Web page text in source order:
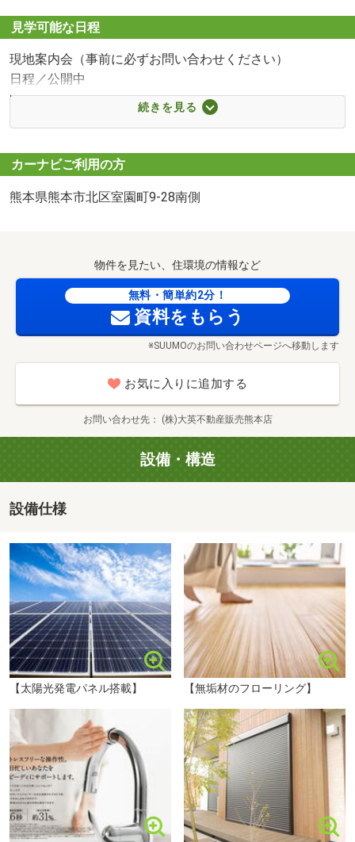
清水小学校まで750m
A-プライス 北熊本店まで210m
■【スーパー】A-プライス 北熊本店（約210m・徒歩3分）
■【コンビニ】ローソン 熊本清水万石一丁目店（約350m・
徒歩5分）
■【駅】熊本電鉄菊池線 北熊本駅（約270m・徒歩4分）
■【その他環境】熊本電鉄バス 北熊本停（約180m・徒歩3
見学可能な日程
現地案内会（事前に必ずお問い合わせください）
日程／公開中
時間／10:00～18:00
＼お問合せからご来場までの流れ／
①まずは物件チェック！
SUUMOページで間取り・価格・外観イメージ・周辺環境な
②お問合せフォームからポチッと送信☆彡
「資料請求」または「見学予約」ボタンより必要事項を入
力。お電話でのご連絡も大歓迎です！
いただいた内容をもとに担当スタッフが折り返しご連絡。
④ご見学前のご案内
スムーズにご来場いただけるよう、住所や駐車場の場所を
⑤ご来場当日
い“質感”や“光の入り方”などを実際にご体感ください。
外壁や床材の質感、日当たりや風通し、街並みの雰囲気な
どは現地でしか分からない大切なポイントです。
さらに、ご来場者様限定でネット未公開の販売情報や先行
案内物件をお伝えできる場合もございます！
所要時間は約60分。お子様連れでも安心してご参加いただ
けます♪
⑥ご相談・次のステップへ→→
物件を気に入っていただけた場合は、そのまま資金計画や
購入手続きのご相談も可能。無理な営業は一切いたしませ
んのでご安心ください♪
＼まずはお気軽にお問合せを！／
続きを見る
カーナビご利用の方
熊本県熊本市北区室園町9-28南側
物件を見たい、住環境の情報など
無料・簡単約2分！
資料をもらう
※SUUMOのお問い合わせページへ移動します
お気に入りに追加する
お問い合わせ先 (株)大英不動産販売熊本店
設備・構造
設備仕様
【太陽光発電パネル搭載】 【無垢材のフローリング】